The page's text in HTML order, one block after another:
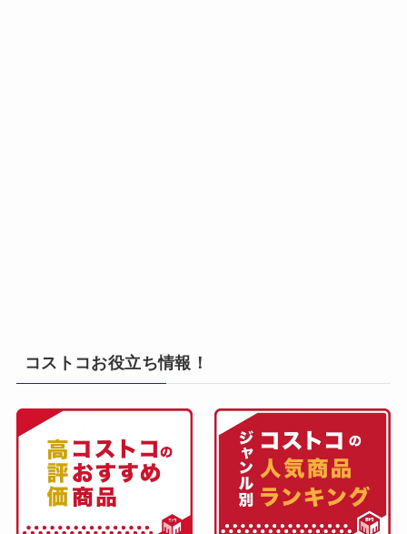
コストコお役立ち情報！